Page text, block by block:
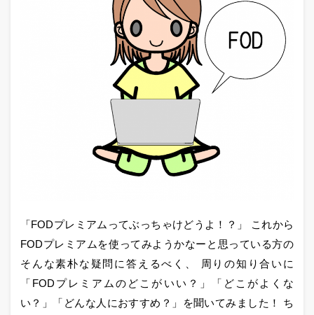
「FODプレミアムってぶっちゃけどうよ！？」 これから
FODプレミアムを使ってみようかなーと思っている方の
そんな素朴な疑問に答えるべく、 周りの知り合いに
「FODプレミアムのどこがいい？」「どこがよくな
い？」「どんな人におすすめ？」を聞いてみました！ ち